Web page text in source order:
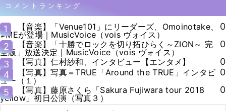
コメントランキング
1
【音楽】「Venue101」にリーダーズ、Omoinotake、
≠MEが登場｜MusicVoice（vois ヴォイス）
0
2
【音楽】「十勝でロックを切り拓ひらく～ZION～ 完
全版」放送決定｜MusicVoice（vois ヴォイス）
0
3
【写真】仁村紗和、インタビュー【エンタメ】
0
4
【写真】写真＝TRUE「Around the TRUE」インタビ
ュー（１）
0
5
【写真】藤原さくら「Sakura Fujiwara tour 2018
yellow」初日公演（写真３）
0